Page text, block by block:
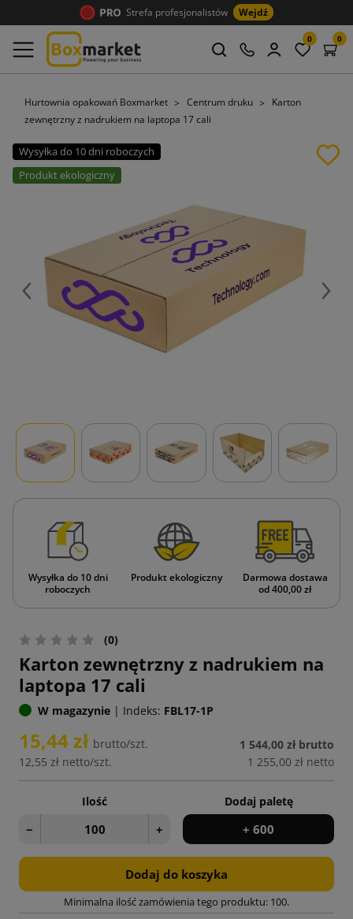
Strefa profesjonalistów Wejdź
0 0
Hurtownia opakowań Boxmarket Centrum druku
Karton
zewnętrzny z nadrukiem na laptopa 17 cali
Wysyłka do 10 dni roboczych
Produkt ekologiczny
Poprzedni
Wysyłka do 10 dni
roboczych
Produkt ekologiczny
Darmowa dostawa
od 400,00 zł
(0)
Karton zewnętrzny z nadrukiem na
laptopa 17 cali
W magazynie | Indeks: FBL17-1P
15,44 zł brutto/szt.
12,55 zł netto/szt.
1 544,00 zł brutto
1 255,00 zł netto
Ilość
− +
Dodaj paletę
+ 600
Dodaj do koszyka
Minimalna ilość zamówienia tego produktu: 100.